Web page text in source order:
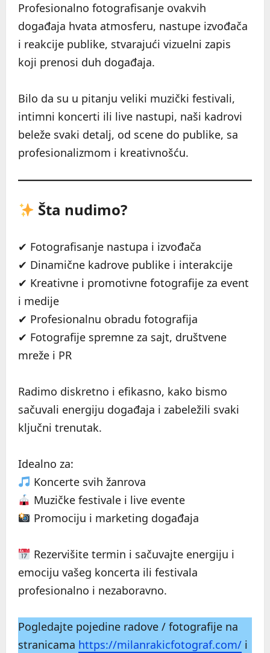
Profesionalno fotografisanje ovakvih
događaja hvata atmosferu, nastupe izvođača
i reakcije publike, stvarajući vizuelni zapis
koji prenosi duh događaja.
Bilo da su u pitanju veliki muzički festivali,
intimni koncerti ili live nastupi, naši kadrovi
beleže svaki detalj, od scene do publike, sa
profesionalizmom i kreativnošću.
Šta nudimo?
✔ Fotografisanje nastupa i izvođača
✔ Dinamične kadrove publike i interakcije
✔ Kreativne i promotivne fotografije za event
i medije
✔ Profesionalnu obradu fotografija
✔ Fotografije spremne za sajt, društvene
mreže i PR
Radimo diskretno i efikasno, kako bismo
sačuvali energiju događaja i zabeležili svaki
ključni trenutak.
Idealno za:
Koncerte svih žanrova
Muzičke festivale i live evente
Promociju i marketing događaja
Rezervišite termin i sačuvajte energiju i
emociju vašeg koncerta ili festivala
profesionalno i nezaboravno.
Pogledajte pojedine radove / fotografije na
stranicama https://milanrakicfotograf.com/ i